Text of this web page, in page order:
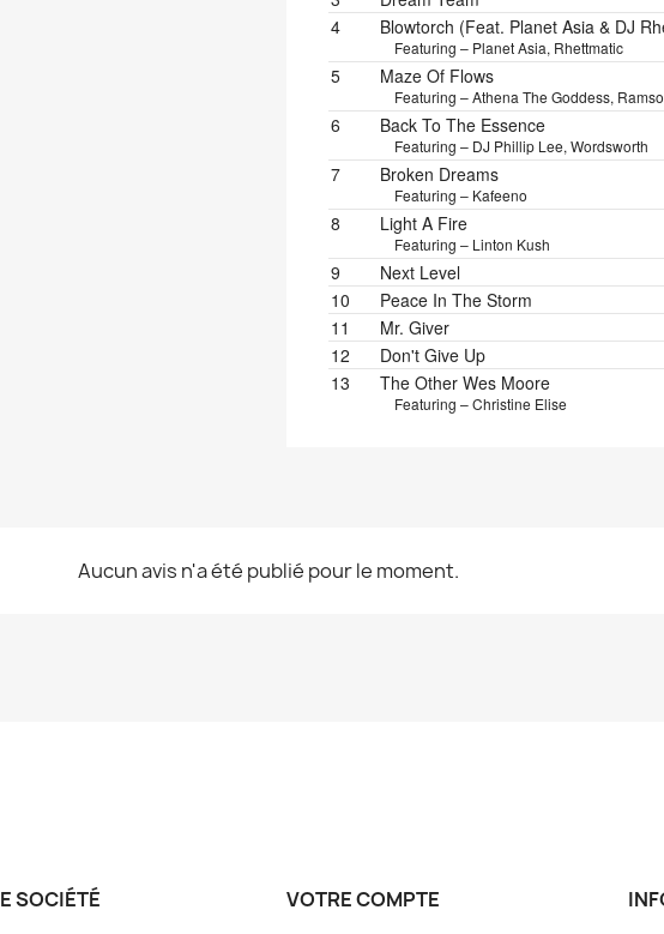
4
Blowtorch (Feat. Planet Asia & DJ
Featuring – Planet Asia, Rhettmatic
5 Maze Of Flows
Featuring – Athena The Goddess,
6 Back To The Essence
Featuring – DJ Phillip Lee, Wordsworth
7 Broken Dreams
Featuring – Kafeeno
8 Light A Fire
Featuring – Linton Kush
9
Next Level
10
Peace In The Storm
11
Mr. Giver
12
Don't Give Up
13
The Other Wes Moore
Featuring – Christine Elise
Aucun avis n'a été publié pour le moment.
SOCIÉTÉ VOTRE COMPTE